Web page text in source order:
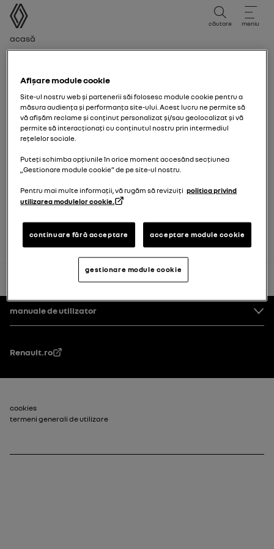
manual de utilizare
căutare meniu
Cale de navigare
Acasă
Perioada de ediție
Selectați perioada de ediție corespunzătoare datei de
înmatriculare inițială a vehiculului dvs.
12/01/2026către azi
15/09/2025către
înapoi la început
Subsol
manuale de utilizator
Renault.ro
Subsol_2
cookies
termeni generali de utilizare
Afișare module cookie
Site-ul nostru web și partenerii săi folosesc module cookie pentru a
măsura audiența și performanța site-ului. Acest lucru ne permite să
vă afișăm reclame și conținut personalizat și/sau geolocalizat și vă
permite să interacționați cu conținutul nostru prin intermediul
rețelelor sociale.
Puteți schimba opțiunile în orice moment accesând secțiunea
„Gestionare module cookie” de pe site-ul nostru.
Pentru mai multe informații, vă rugăm să revizuiți politica privind
utilizarea modulelor cookie.
continuare fără acceptare acceptare module cookie
gestionare module cookie